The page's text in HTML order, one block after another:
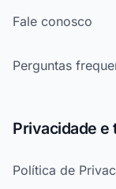
Fale conosco
Perguntas
Privacidade e
Política de